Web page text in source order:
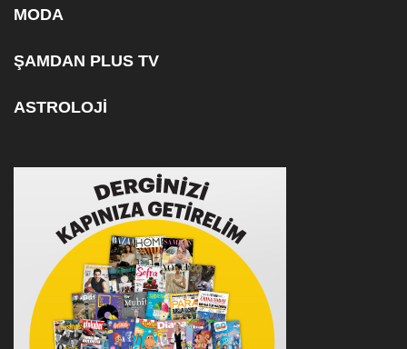
MODA
ŞAMDAN PLUS TV
ASTROLOJİ